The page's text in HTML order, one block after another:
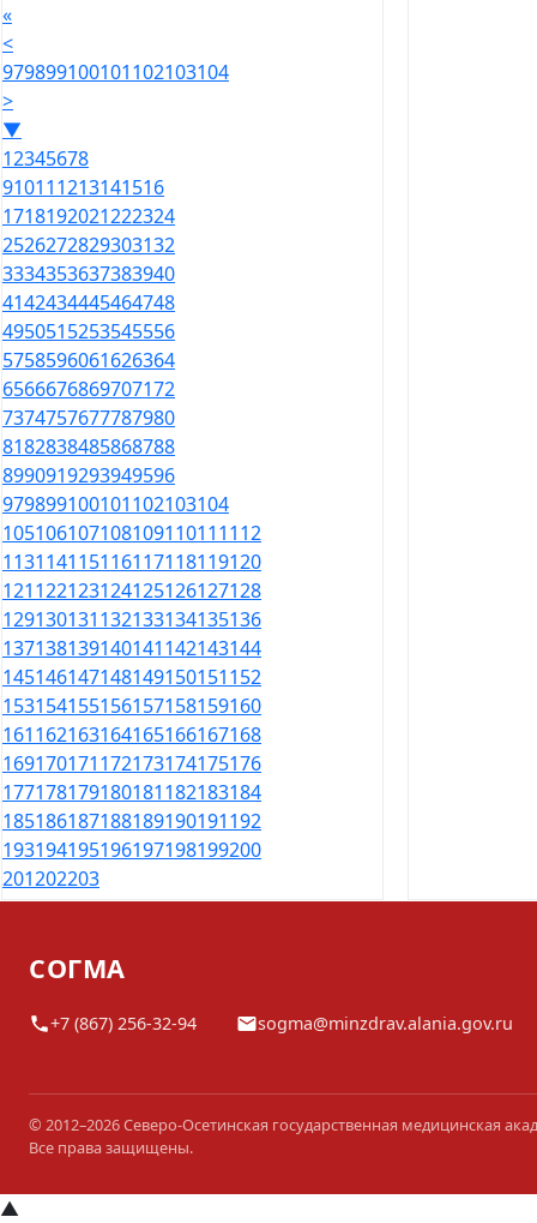
«
<
979899100101102103104
>
▼
12345678
910111213141516
1718192021222324
2526272829303132
3334353637383940
4142434445464748
4950515253545556
5758596061626364
6566676869707172
7374757677787980
8182838485868788
8990919293949596
979899100101102103104
105106107108109110111112
113114115116117118119120
121122123124125126127128
129130131132133134135136
137138139140141142143144
145146147148149150151152
153154155156157158159160
161162163164165166167168
169170171172173174175176
177178179180181182183184
185186187188189190191192
193194195196197198199200
201202203
СОГМА
+7 (867) 256-32-94 sogma@minzdrav.alania.gov.ru
© 2012–2026 Северо-Осетинская государственная медицинская
Все права защищены.
▲